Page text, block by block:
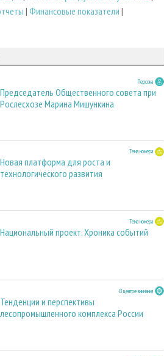
| Финансовые показатели |
Персона
Председатель Общественного совета при
Рослесхозе Марина Мишункина
Тема номера
Новая платформа для роста и
технологического развития
Тема номера
Национальный проект. Хроника событий
В центре внимания
Тенденции и перспективы
лесопромышленного комплекса России